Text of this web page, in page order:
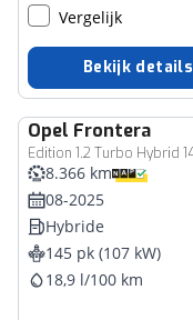
Vergelijk
Bekijk details
Opel Frontera
8.366 km
08-2025
Hybride
145 pk (107 kW)
18,9 l/100 km